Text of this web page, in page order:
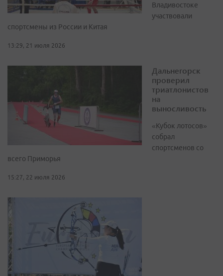
Владивостоке
участвовали
спортсмены из России и Китая
13:29, 21 июля 2026
Дальнегорск
проверил
триатлонистов
на
выносливость
«Кубок лотосов»
собрал
спортсменов со
всего Приморья
15:27, 22 июля 2026